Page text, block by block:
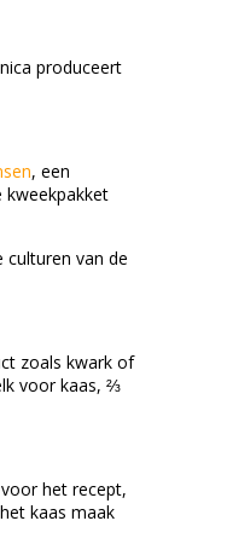
produceert
, een
kweekpakket
culturen van de
zoals kwark of
voor kaas, ⅔
het recept,
kaas maak